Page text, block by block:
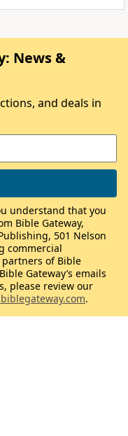
News &
and deals in
understand that you
Bible Gateway,
501 Nelson
commercial
of Bible
Gateway’s emails
please review our
.